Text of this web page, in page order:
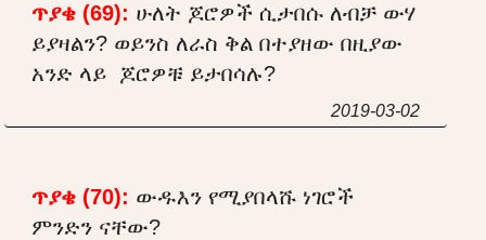
ጥያቄ (69): ሁለት ጆሮዎች ሲታበሱ ለብቻ ውሃ
ይያዛልን? ወይንስ ለራስ ቅል በተያዘው በዚያው
አንድ ላይ ጆሮዎቹ ይታበሳሉ?
2019-03-02
ጥያቄ (70): ውዱእን የሚያበላሹ ነገሮች
ምንድን ናቸው?